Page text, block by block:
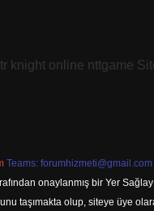
knight online nttgame
Teams: forumhizmeti@gmail.com
onaylanmış bir Yer
taşımakta olup, siteye üye